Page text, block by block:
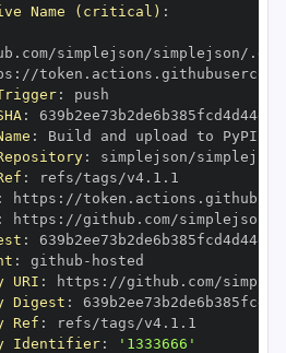
Name (critical) :
simplejson/simplejson/
:
:
:
:
:
:
: https :
: https : //github.com/simplejson/
:
: github -
URI : https :
Digest :
Ref :
Identifier:
'1333666'